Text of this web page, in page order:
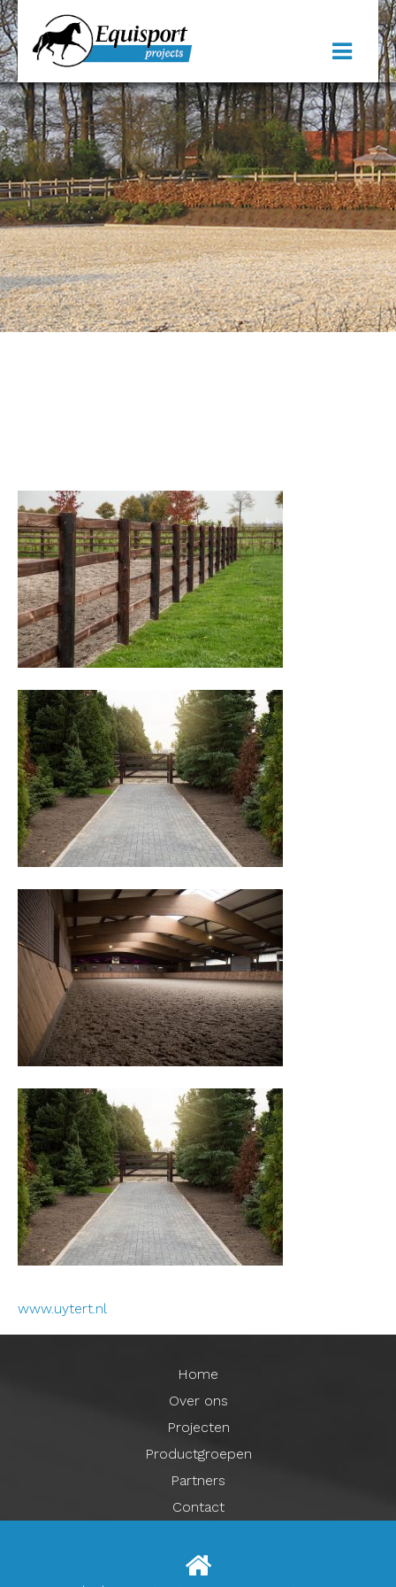
www.uytert.nl
Home
Over ons
Projecten
Productgroepen
Partners
Contact